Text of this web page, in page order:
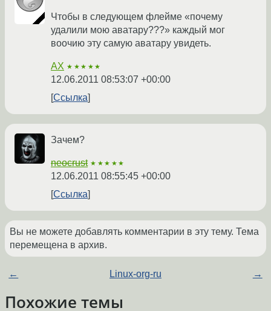
Чтобы в следующем флейме «почему
удалили мою аватару???» каждый мог
воочию эту самую аватару увидеть.
AX ★★★★★
12.06.2011 08:53:07 +00:00
Ссылка
Зачем?
neocrust ★★★★★
12.06.2011 08:55:45 +00:00
Ссылка
Вы не можете добавлять комментарии в эту тему. Тема
перемещена в архив.
← Linux-org-ru →
Похожие темы